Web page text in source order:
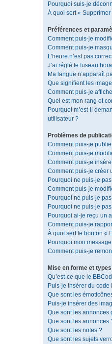
Pourquoi suis-je
À quoi sert «
Préférences et
Comment puis-je
Comment puis-je
L’heure n’est pas
J’ai réglé le fuseau
Ma langue n’apparaît
Que signifient les
Comment puis-je
Quel est mon rang et
Pourquoi m’est-il
utilisateur ?
Problèmes de
Comment puis-je
Comment puis-je
Comment puis-je
Comment puis-je créer
Pourquoi ne puis-je
Comment puis-je
Pourquoi ne puis-je
Pourquoi ne puis-je
Pourquoi ai-je reçu un
Comment puis-je
À quoi sert le bouton «
Pourquoi mon
Comment puis-je
Mise en forme et
Qu’est-ce que le
Puis-je insérer du code
Que sont les
Puis-je insérer des
Que sont les annonces
Que sont les annonces
Que sont les notes ?
Que sont les sujets